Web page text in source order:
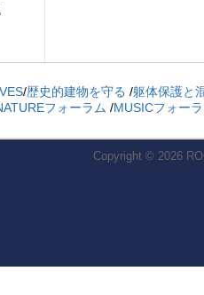
/歴史的建物を守る /躯体保護と
フォーラム /MUSICフォー
Copyright © 2026